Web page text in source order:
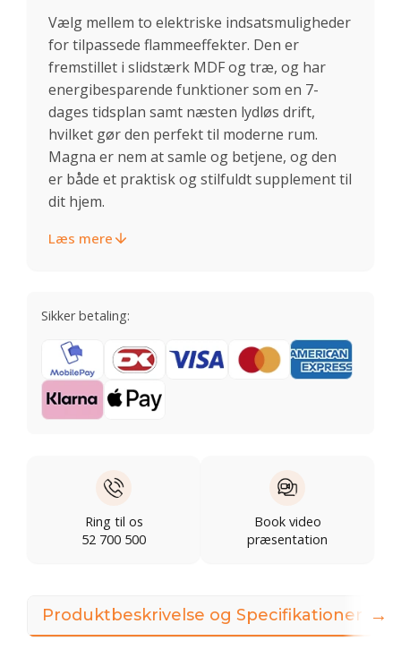
Vælg mellem to elektriske indsatsmuligheder
for tilpassede flammeeffekter. Den er
fremstillet i slidstærk MDF og træ, og har
energibesparende funktioner som en 7-
dages tidsplan samt næsten lydløs drift,
hvilket gør den perfekt til moderne rum.
Magna er nem at samle og betjene, og den
er både et praktisk og stilfuldt supplement til
dit hjem.
Læs mere
Sikker betaling:
Ring til os
52 700 500
Book video
præsentation
Produktbeskrivelse og Specifikationer →